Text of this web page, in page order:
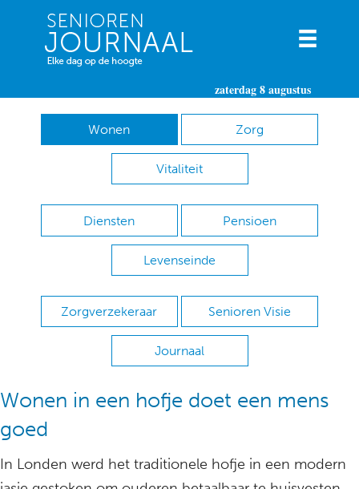
zaterdag 8 augustus
Wonen Zorg
Vitaliteit
Diensten Pensioen
Levenseinde
Zorgverzekeraar Senioren Visie
Journaal
Wonen in een hofje doet een mens
goed
In Londen werd het traditionele hofje in een modern